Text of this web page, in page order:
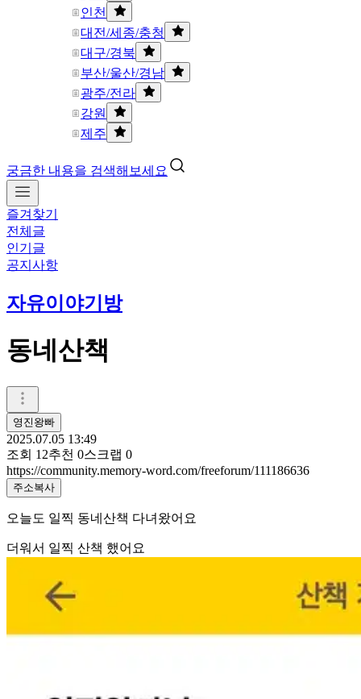
인천
대전/세종/충청
대구/경북
부산/울산/경남
광주/전라
강원
제주
궁금한 내용을 검색해보세요
즐겨찾기
전체글
인기글
공지사항
자유이야기방
동네산책
영진왕빠
2025.07.05 13:49
조회 12추천 0스크랩 0
https://community.memory-word.com/freeforum/111186636
주소복사
오늘도 일찍 동네산책 다녀왔어요
더워서 일찍 산책 했어요